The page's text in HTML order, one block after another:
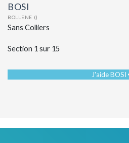
BOSI
BOLLENE ()
Sans Colliers
Section 1 sur 15
J'aide BOSI